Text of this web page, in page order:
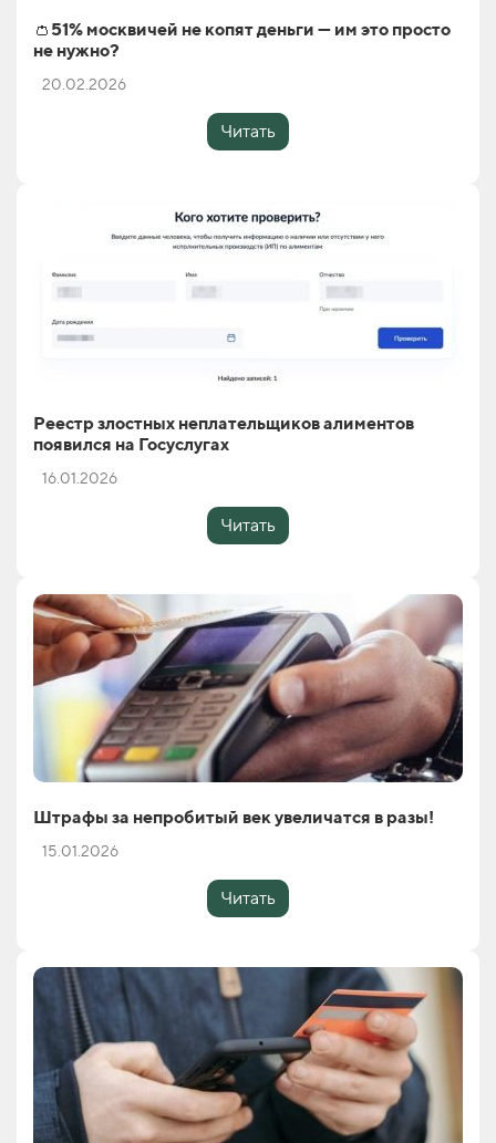
👛51% москвичей не копят деньги — им это просто
не нужно?
20.02.2026
Читать
Реестр злостных неплательщиков алиментов
появился на Госуслугах
16.01.2026
Читать
Штрафы за непробитый век увеличатся в разы!
15.01.2026
Читать